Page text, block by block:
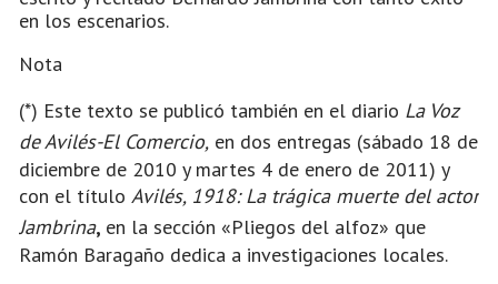
en los escenarios.
Nota
(*) Este texto se publicó también en el diario La Voz
de Avilés-El Comercio, en dos entregas (sábado 18 de
diciembre de 2010 y martes 4 de enero de 2011) y
con el título Avilés, 1918: La trágica muerte del actor
Jambrina, en la sección «Pliegos del alfoz» que
Ramón Baragaño dedica a investigaciones locales.